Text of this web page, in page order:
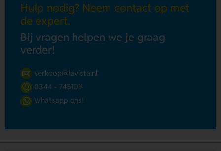
Hulp nodig? Neem contact op met
de expert.
Bij vragen helpen we je graag
verder!
verkoop@lavista.nl
0344 - 745109
Whatsapp ons!